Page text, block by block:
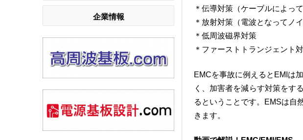
＊伝導対策（ケーブルによっ
＊放射対策（電波となってノ
＊低周波磁界対策
＊ファーストトランジェント
EMCを事故に例えるとEMIは
く、加害者を減らす対策をす
るということです。EMSは自
きます。
企業情報